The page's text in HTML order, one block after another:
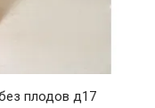
плодов д17